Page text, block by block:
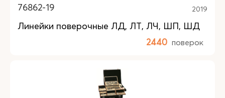
76862-19 2019
Линейки поверочные ЛД, ЛТ, ЛЧ, ШП, ШД
2440 поверок